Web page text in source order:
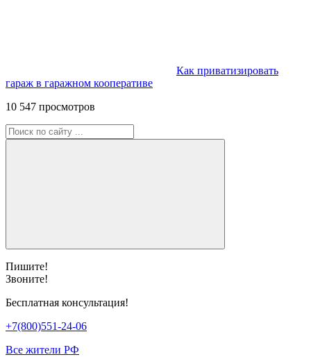
Как приватизировать
гараж в гаражном кооперативе
10 547 просмотров
Пишите!
Звоните!
Бесплатная консультация!
+7(800)551-24-06
Все жители РФ